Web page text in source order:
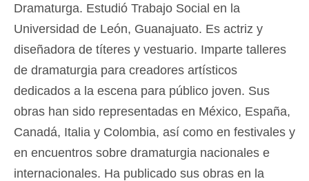
Dramaturga. Estudió Trabajo Social en la
Universidad de León, Guanajuato. Es actriz y
diseñadora de títeres y vestuario. Imparte talleres
de dramaturgia para creadores artísticos
dedicados a la escena para público joven. Sus
obras han sido representadas en México, España,
Canadá, Italia y Colombia, así como en festivales y
en encuentros sobre dramaturgia nacionales e
internacionales. Ha publicado sus obras en la